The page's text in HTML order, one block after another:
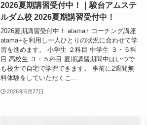
2026夏期講習受付中！｜駿台アムステ
ルダム校 2026夏期講習受付中！
2026夏期講習受付中！ atama+ コーチング講座
atama+を利用し一人ひとりの状況に合わせて学
習を進めます。 小学生 ２科目 中学生 ３・５科
目 高校生 ３・５科目 夏期講習期間中はいつで
も校舎で自宅で学習できます。 事前に2週間無
料体験をしていただくこ...
2026年6月27日